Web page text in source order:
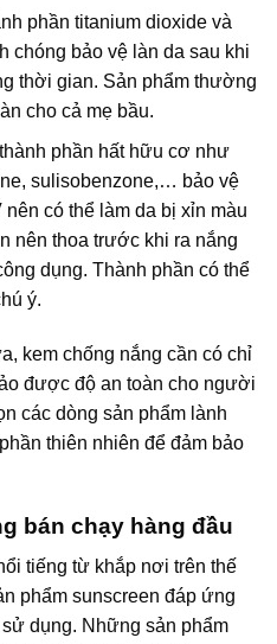
phần titanium dioxide và
chóng bảo vệ làn da sau khi
thời gian. Sản phẩm thường
cho cả mẹ bầu.
phần hất hữu cơ như
sulisobenzone,… bảo vệ
có thể làm da bị xỉn màu
nên thoa trước khi ra nắng
dụng. Thành phần có thể
ý.
kem chống nắng cần có chỉ
được độ an toàn cho người
các dòng sản phẩm lành
thiên nhiên để đảm bảo
bán chạy hàng đầu
tiếng từ khắp nơi trên thế
phẩm sunscreen đáp ứng
dụng. Những sản phẩm